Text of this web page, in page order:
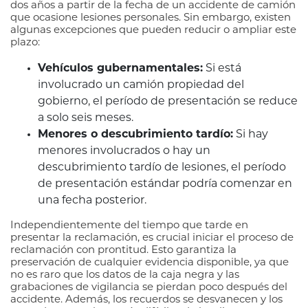
dos años a partir de la fecha de un accidente de camión
que ocasione lesiones personales. Sin embargo, existen
algunas excepciones que pueden reducir o ampliar este
plazo:
Vehículos gubernamentales: Si está
involucrado un camión propiedad del
gobierno, el período de presentación se reduce
a solo seis meses.
Menores o descubrimiento tardío: Si hay
menores involucrados o hay un
descubrimiento tardío de lesiones, el período
de presentación estándar podría comenzar en
una fecha posterior.
Independientemente del tiempo que tarde en
presentar la reclamación, es crucial iniciar el proceso de
reclamación con prontitud. Esto garantiza la
preservación de cualquier evidencia disponible, ya que
no es raro que los datos de la caja negra y las
grabaciones de vigilancia se pierdan poco después del
accidente. Además, los recuerdos se desvanecen y los